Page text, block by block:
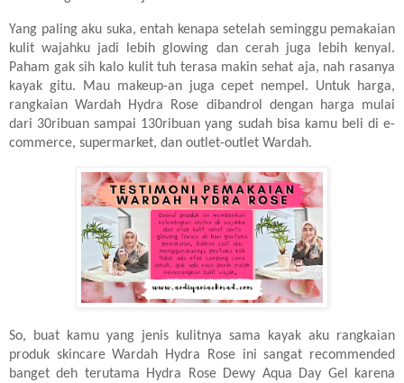
Yang paling aku suka, entah kenapa setelah seminggu pemakaian
kulit wajahku jadi lebih glowing dan cerah juga lebih kenyal.
Paham gak sih kalo kulit tuh terasa makin sehat aja, nah rasanya
kayak gitu. Mau makeup-an juga cepet nempel. Untuk harga,
rangkaian Wardah Hydra Rose dibandrol dengan harga mulai
dari 30ribuan sampai 130ribuan yang sudah bisa kamu beli di e-
commerce, supermarket, dan outlet-outlet Wardah.
So, buat kamu yang jenis kulitnya sama kayak aku rangkaian
produk skincare Wardah Hydra Rose ini sangat recommended
banget deh terutama Hydra Rose Dewy Aqua Day Gel karena